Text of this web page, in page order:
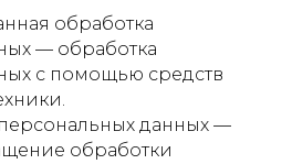
обработка
— обработка
с помощью средств
данных —
обработки